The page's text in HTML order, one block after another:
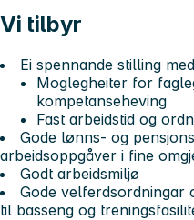
Vi tilbyr
Ei spennande stilling
Moglegheiter for
kompetanseheving
Fast arbeidstid og
Gode lønns- og
arbeidsoppgåver i fine
Godt arbeidsmiljø
Gode velferdsordningar
til basseng og